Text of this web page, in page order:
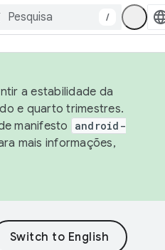
/
a estabilidade da
e quarto trimestres.
manifesto
android-
mais informações,